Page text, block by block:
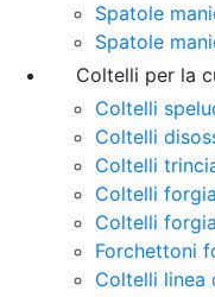
Spatole
Spatole
Coltelli per la
Coltelli
Coltelli
Coltelli
Coltelli
Coltelli
Forchettoni
Coltelli linea